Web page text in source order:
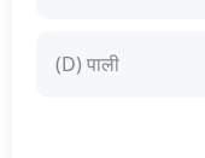
(D) पाली